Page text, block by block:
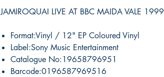
JAMIROQUAI LIVE AT BBC MAIDA VALE 1999
Format:Vinyl / 12" EP Coloured Vinyl
Label:Sony Music Entertainment
Catalogue No:19658796951
Barcode:0196587969516